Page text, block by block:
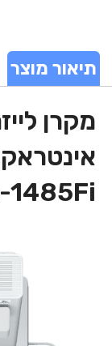
תיאור מוצר
מקרן
1485Fi